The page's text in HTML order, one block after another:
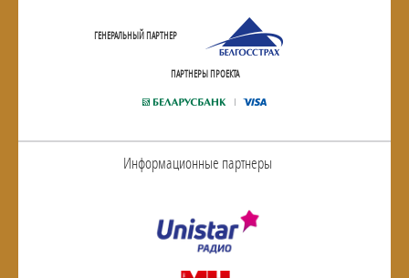
ГЕНЕРАЛЬНЫЙ ПАРТНЕР
ПАРТНЕРЫ ПРОЕКТА
Информационные партнеры